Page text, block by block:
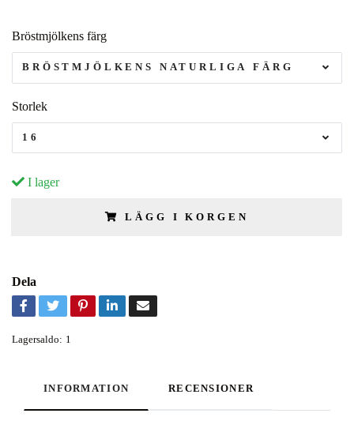
Bröstmjölkens färg
BRÖSTMJÖLKENS NATURLIGA FÄRG
Storlek
16
I lager
LÄGG I KORGEN
Dela
Lagersaldo: 1
INFORMATION RECENSIONER